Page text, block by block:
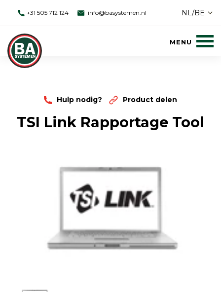
+31 505 712 124 info@basystemen.nl NL/BE
Hulp nodig? Product delen
TSI Link Rapportage Tool